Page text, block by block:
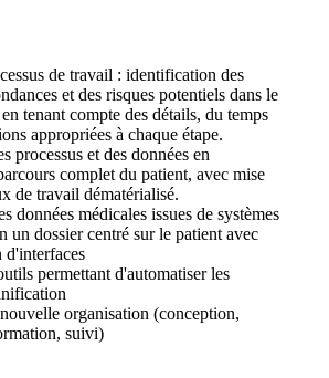
de travail : identification des
et des risques potentiels dans le
tenant compte des détails, du temps
appropriées à chaque étape.
processus et des données en
complet du patient, avec mise
de travail dématérialisé.
données médicales issues de systèmes
un dossier centré sur le patient avec
d'interfaces
permettant d'automatiser les
organisation (conception,
suivi)